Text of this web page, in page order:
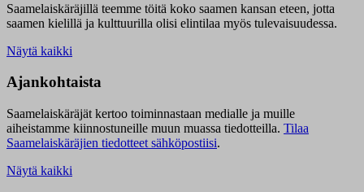
Saamelaiskäräjillä teemme töitä koko saamen kansan eteen, jotta
saamen kielillä ja kulttuurilla olisi elintilaa myös tulevaisuudessa.
Näytä kaikki
Ajankohtaista
Saamelaiskäräjät kertoo toiminnastaan medialle ja muille
aiheistamme kiinnostuneille muun muassa tiedotteilla. Tilaa
Saamelaiskäräjien tiedotteet sähköpostiisi.
Näytä kaikki